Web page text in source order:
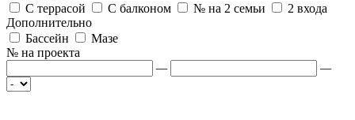
С террасой
С балконом № на 2 семьи
2 входа
Дополнительно
Бассейн
Мазе
№ на проекта
—
—